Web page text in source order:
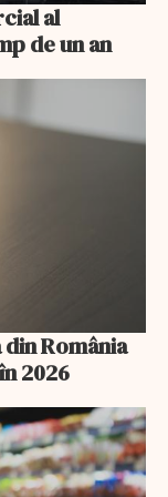
al
de un an
România
2026